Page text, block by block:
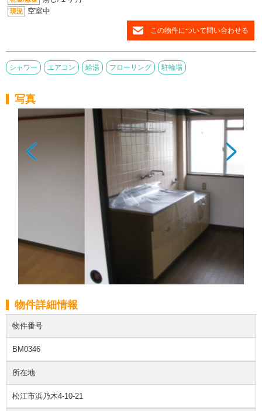
現況 空室中
この物件について問い合わせる
シャワー エアコン 給湯 フローリング 駐輪場
写真
物件詳細情報
物件番号
BM0346
所在地
松江市浜乃木4-10-21